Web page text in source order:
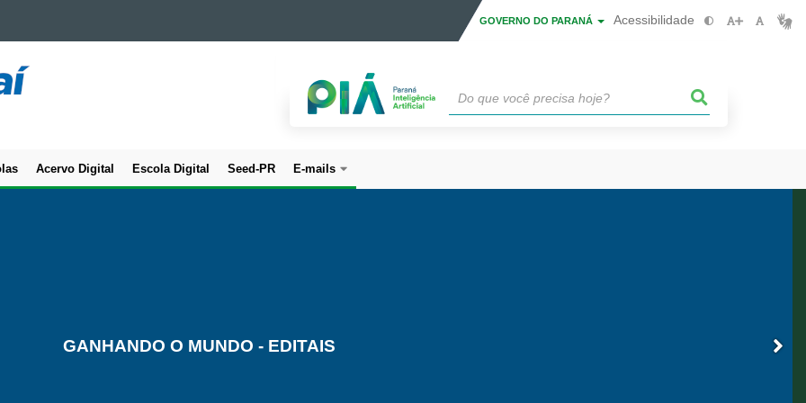
GOVERNO DO PARANÁ Acessibilidade
Acervo Digital Escola Digital Seed-PR E-mails
ESTUDO E PLANEJAMENTO - 2º SEMESTRE 2026
GANHANDO O MUNDO - EDITAIS
DIGITAL - PROTEJA SUA PRIVACIDADE DIGITAL
NRE PARANAVAÍ